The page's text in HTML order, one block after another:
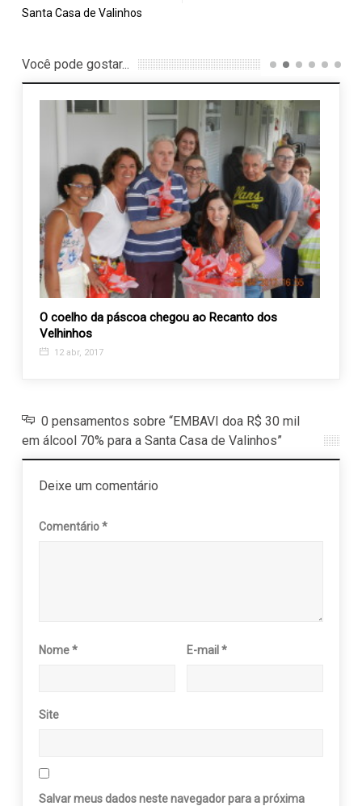
Santa Casa de Valinhos
Você pode gostar...
O coelho da páscoa chegou ao Recanto dos
Velhinhos
12 abr, 2017
0 pensamentos sobre “EMBAVI doa R$ 30 mil
em álcool 70% para a Santa Casa de Valinhos”
Deixe um comentário
Comentário*
Nome* E-mail*
Site
Salvar meus dados neste navegador para a próxima